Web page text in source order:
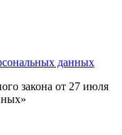
данных
закона от 27 июля